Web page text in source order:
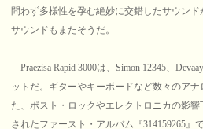
問わず多様性を孕む絶妙に交錯したサウンド
サウンドもまたそうだ。
Praezisa Rapid 3000は、Simon 12345、
ットだ。ギターやキーボードなど数々のア
た、ポスト・ロックやエレクトロニカの影
されたファースト・アルバム『314159265』